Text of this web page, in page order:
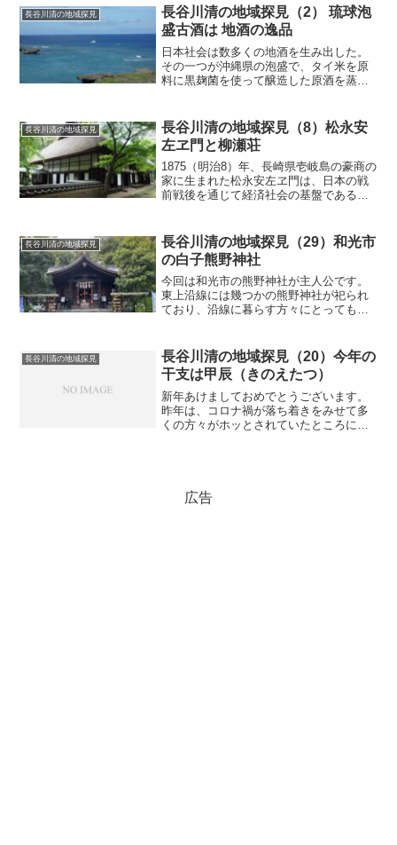
表がスマホ（スマートフォン）です。家
ごとにあった電話機は手...
長谷川清の地域探見
長谷川清の地域探見（2） 琉球泡
盛古酒は 地酒の逸品
日本社会は数多くの地酒を生み出した。
その一つが沖縄県の泡盛で、タイ米を原
料に黒麹菌を使って醸造した原酒を蒸留
を大きく受けて個性的な風味を持つもの
が少なくない。泡盛も沖縄...
長谷川清の地域探見
長谷川清の地域探見（8）松永安
左ヱ門と柳瀬荘
1875（明治8）年、長崎県壱岐島の豪商の
家に生まれた松永安左ヱ門は、日本の戦
前戦後を通じて経済社会の基盤である電
争から太平洋戦争にかけた戦時下を東上
沿線の柳瀬村（現在...
長谷川清の地域探見
長谷川清の地域探見（29）和光市
の白子熊野神社
今回は和光市の熊野神社が主人公です。
東上沿線には幾つかの熊野神社が祀られ
ており、沿線に暮らす方々にとっても身
様として親しまれ、新参者の私も正月の
初詣で家内安全を祈願し、...
長谷川清の地域探見
長谷川清の地域探見（20）今年の
干支は甲辰（きのえたつ）
新年あけましておめでとうございます。
昨年は、コロナ禍が落ち着きをみせて多
くの方々がホッとされていたところに自
広告